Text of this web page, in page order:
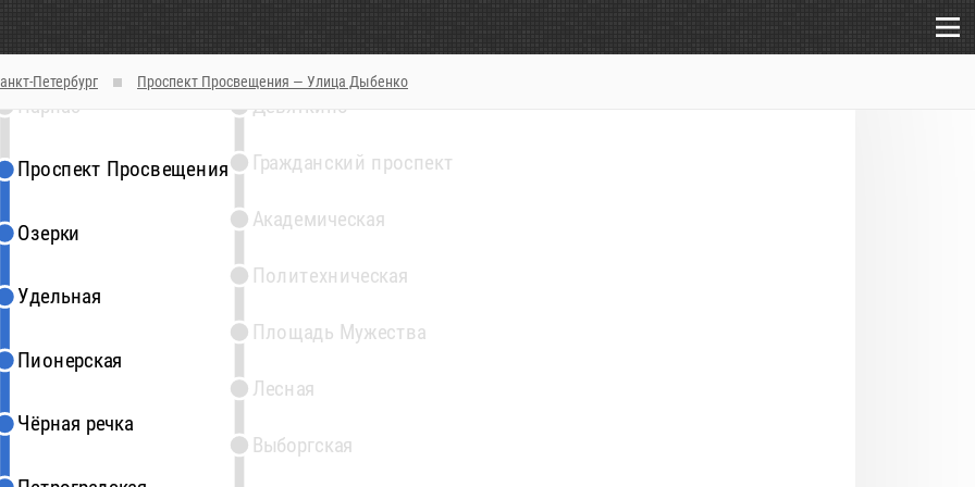
Петербург Проспект Просвещения — Улица Дыбенко
2 1
Чёрная речка
Пионерская
Удельная
Озерки
Проспект Просвещения
Парнас
Выборгская
Лесная
Площадь Мужества
Политехническая
Академическая
Гражданский проспект
Девяткино
Чёрная речка
Пионерская
Удельная
Озерки
Проспект Просвещения